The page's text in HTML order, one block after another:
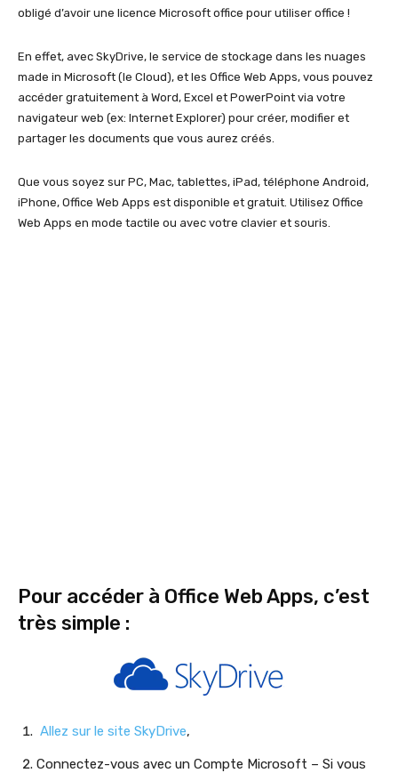
obligé d’avoir une licence Microsoft office pour utiliser office !
En effet, avec SkyDrive, le service de stockage dans les nuages
made in Microsoft (le Cloud), et les Office Web Apps, vous pouvez
accéder gratuitement à Word, Excel et PowerPoint via votre
navigateur web (ex: Internet Explorer) pour créer, modifier et
partager les documents que vous aurez créés.
Que vous soyez sur PC, Mac, tablettes, iPad, téléphone Android,
iPhone, Office Web Apps est disponible et gratuit. Utilisez Office
Web Apps en mode tactile ou avec votre clavier et souris.
Pour accéder à Office Web Apps, c’est
très simple :
Allez sur le site SkyDrive,
Connectez-vous avec un Compte Microsoft – Si vous